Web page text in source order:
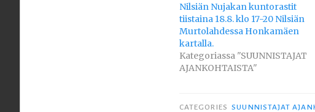
Nilsiän Nujakan kuntorastit
tiistaina 18.8. klo 17-20 Nilsiän
Murtolahdessa Honkamäen
kartalla.
Kategoriassa "SUUNNISTAJAT
AJANKOHTAISTA"
CATEGORIES SUUNNISTAJAT